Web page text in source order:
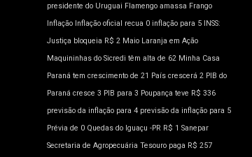
presidente do Uruguai Flamengo amassa Frango
Inflação Inflação oficial recua 0 inflação para 5 INSS:
Justiça bloqueia R$ 2 Maio Laranja em Ação
Maquininhas do Sicredi têm alta de 62 Minha Casa
Paraná tem crescimento de 21 País crescerá 2 PIB do
Paraná cresce 3 PIB para 3 Poupança teve R$ 336
previsão da inflação para 4 previsão da inflação para 5
Prévia de 0 Quedas do Iguaçu -PR R$ 1 Sanepar
Secretaria de Agropecuária Tesouro paga R$ 257